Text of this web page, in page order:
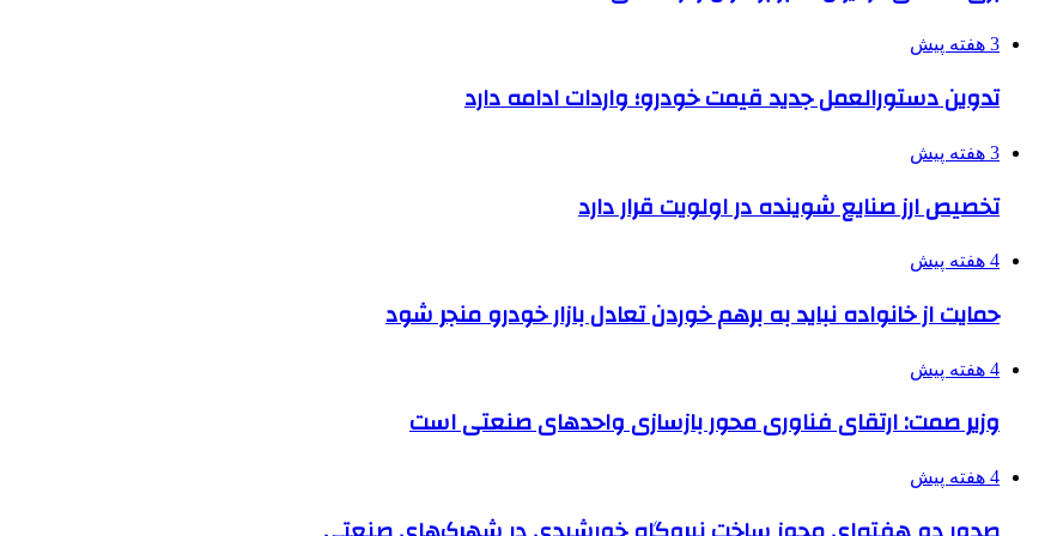
3 هفته پیش
تدوین دستورالعمل جدید قیمت خودرو؛ واردات ادامه دارد
3 هفته پیش
تخصیص ارز صنایع شوینده در اولویت قرار دارد
4 هفته پیش
حمایت از خانواده نباید به برهم خوردن تعادل بازار خودرو منجر شود
4 هفته پیش
وزیر صمت: ارتقای فناوری محور بازسازی واحدهای صنعتی است
4 هفته پیش